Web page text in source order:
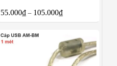
55.000₫ – 105.000₫